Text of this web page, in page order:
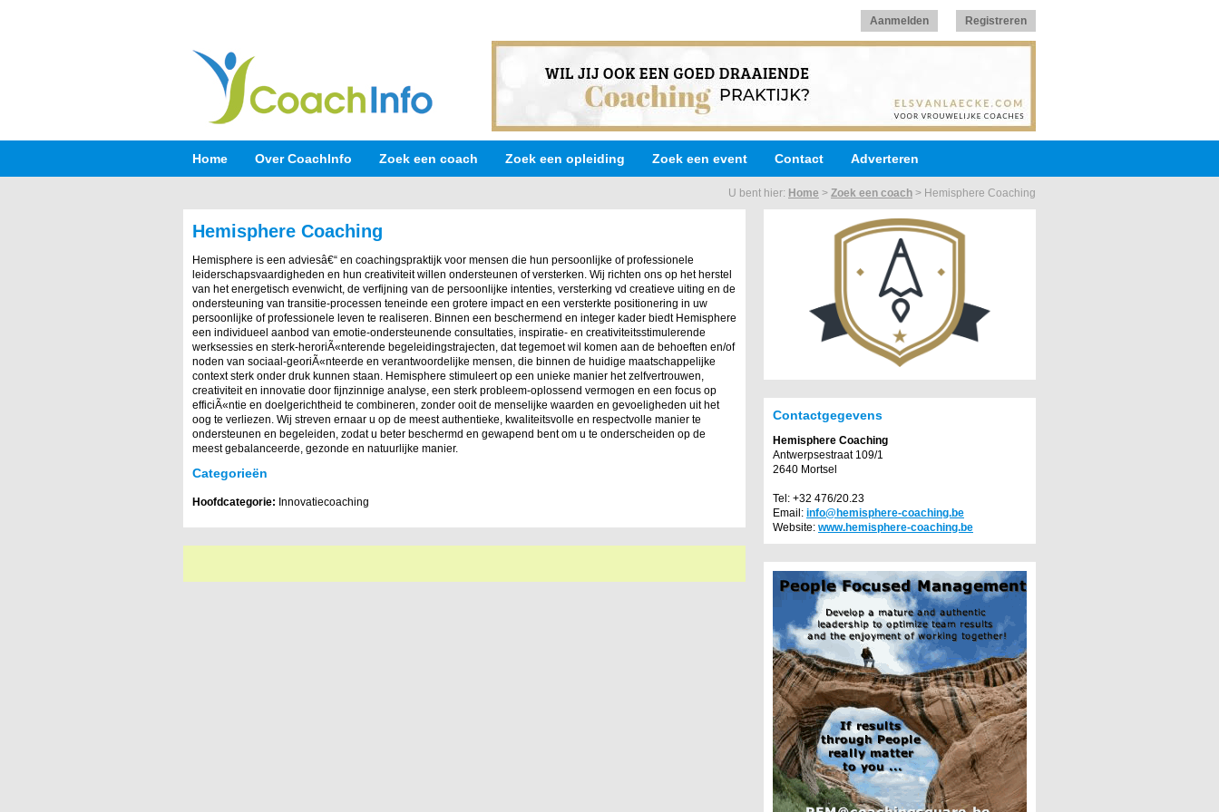
Aanmelden Registreren
Home Over CoachInfo Zoek een coach Zoek een opleiding Zoek een event Contact Adverteren
U bent hier: Home > Zoek een coach > Hemisphere Coaching
Hemisphere Coaching
Hemisphere is een adviesâ€“ en coachingspraktijk voor mensen die hun persoonlijke of professionele
leiderschapsvaardigheden en hun creativiteit willen ondersteunen of versterken. Wij richten ons op het herstel
van het energetisch evenwicht, de verfijning van de persoonlijke intenties, versterking vd creatieve uiting en de
ondersteuning van transitie-processen teneinde een grotere impact en een versterkte positionering in uw
persoonlijke of professionele leven te realiseren. Binnen een beschermend en integer kader biedt Hemisphere
een individueel aanbod van emotie-ondersteunende consultaties, inspiratie- en creativiteitsstimulerende
werksessies en sterk-heroriÃ«nterende begeleidingstrajecten, dat tegemoet wil komen aan de behoeften en/of
noden van sociaal-georiÃ«nteerde en verantwoordelijke mensen, die binnen de huidige maatschappelijke
context sterk onder druk kunnen staan. Hemisphere stimuleert op een unieke manier het zelfvertrouwen,
creativiteit en innovatie door fijnzinnige analyse, een sterk probleem-oplossend vermogen en een focus op
efficiÃ«ntie en doelgerichtheid te combineren, zonder ooit de menselijke waarden en gevoeligheden uit het
oog te verliezen. Wij streven ernaar u op de meest authentieke, kwaliteitsvolle en respectvolle manier te
ondersteunen en begeleiden, zodat u beter beschermd en gewapend bent om u te onderscheiden op de
meest gebalanceerde, gezonde en natuurlijke manier.
Categorieën
Hoofdcategorie: Innovatiecoaching
Contactgegevens
Hemisphere Coaching
Antwerpsestraat 109/1
2640 Mortsel
Tel: +32 476/20.23
Email: info@hemisphere-coaching.be
Website: www.hemisphere-coaching.be